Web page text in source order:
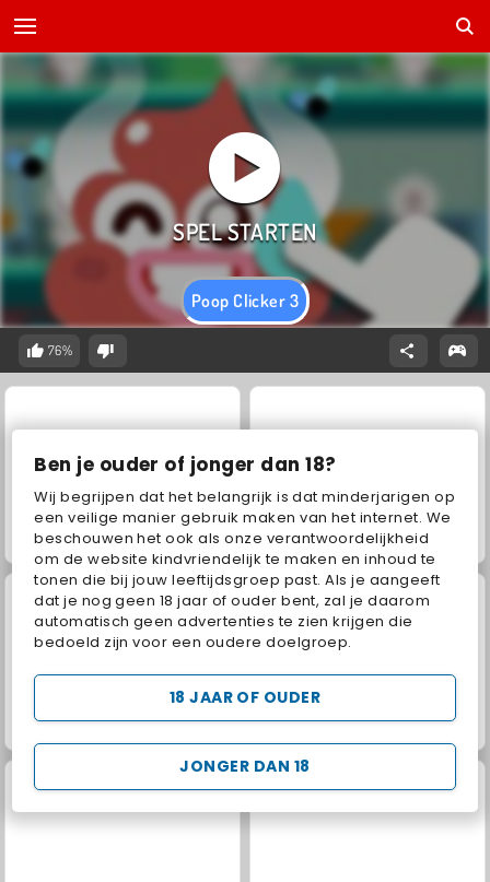
Ben je ouder of jonger dan 18?
Wij begrijpen dat het belangrijk is dat minderjarigen op
een veilige manier gebruik maken van het internet. We
beschouwen het ook als onze verantwoordelijkheid
om de website kindvriendelijk te maken en inhoud te
tonen die bij jouw leeftijdsgroep past. Als je aangeeft
dat je nog geen 18 jaar of ouder bent, zal je daarom
automatisch geen advertenties te zien krijgen die
bedoeld zijn voor een oudere doelgroep.
JONGER DAN 18
18 JAAR OF OUDER
Poop Clicker 3
76%
Trollface Quest: USA 2 Juice Merge